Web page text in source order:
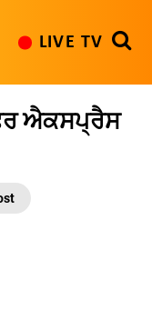
LIVE TV
ਐਕਸਪ੍ਰੈਸ